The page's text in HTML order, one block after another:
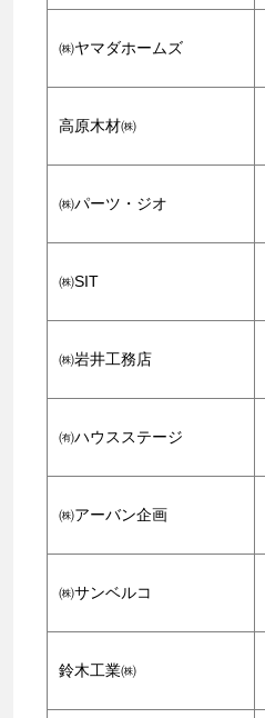
㈱ヤマダホームズ
高原木材㈱
㈱パーツ・ジオ
㈱SIT
㈱岩井工務店
㈲ハウスステージ
㈱アーバン企画
㈱サンベルコ
鈴木工業㈱